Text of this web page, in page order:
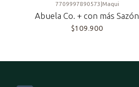
7709997890573 Maqui
Abuela Co. + con más Sazón
$109.900